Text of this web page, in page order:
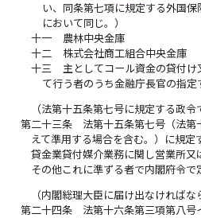
い、同条第七項に規定する外国
において同じ。）
十一
農林中央金庫
十二
株式会社商工組合中央金庫
十三
主としてコール資金の貸付
て行う者のうち金融庁長官の指定
（法第十五条第七号に規定する政令
第二十三条
法第十五条第七号（法
えて準用する場合を含む。）に規定
貸金業貸付媒介業務に関し営業所
その他これに準ずる者で内閣府令で
（内閣総理大臣に届け出なければな
第二十四条
法第十六条第三項第八